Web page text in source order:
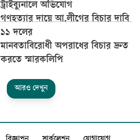
ট্রাইব্যুনালে অভিযোগ
গণহত্যার দায়ে আ.লীগের বিচার দাবি
১১ দলের
মানবতাবিরোধী অপরাধের বিচার দ্রুত
করতে স্মারকলিপি
আরও দেখুন